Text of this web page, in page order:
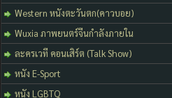
Western หนังตะวันตก(คาวบอย)
Wuxia ภาพยนตร์จีนกำลังภายใน
ละครเวที คอนเสิร์ต (Talk Show)
หนัง E-Sport
หนัง LGBTQ